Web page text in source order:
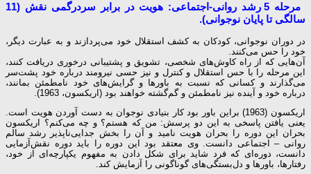
مرحله 5 رشد روانی-اجتماعی: هویت در برابر سردرگمی نقش (11
سالگی تا پایان نوجوانی).
در دوران نوجوانی، کودکان به کشف استقلال خود می‌پردازند و به عبارت دیگر،
خود را حس می‌کنند.
آن‌هایی که از راه کاوش‌های شخصی، تشویق و پشتیبانی درخوری دریافت کنند،
این مرحله را با حس استقلال و کنترل و نیز حسی نیرومند درباره خود پشت‌سر
می‌گذارند و کسانی که نسبت به باورها و گرایش‌های خود نامطمئن بمانند،
درباره خود و آینده نیز نامطمئن و گم‌گشته خواهند بود (اریکسون، 1963).
اریکسون (1963) براین باور بود کار بنیادی نوجوان به دست آوردن هویت است.
یعنی یافتن پاسخی به این دو پرسش: من که هستم؟ و چه می‌کنم؟ اریکسون
بحران این دوره را بحران هویت نامید و آن را بخش جدایی‌ناپذیر رشد سالم
روانی – اجتماعی دانست. وی معتقد بود این دوره را باید دوره نقش‌آزمایی
دانست، دوره‌ای که فرد شاید برای شکل دادن به مفهوم یکپارچه‌ای از خود،
رفتارها، باورها و دل‌بستگی‌های گوناگونی را آزمایش کند.